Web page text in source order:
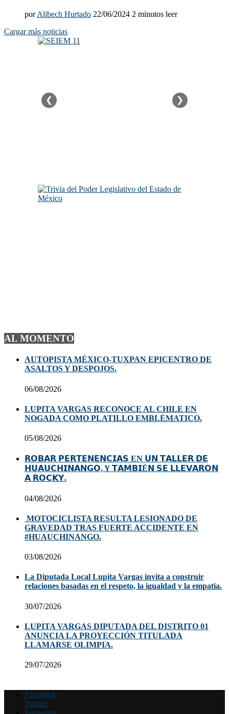
porAlibech Hurtado 22/06/2024 2 minutos leer
Cargar más noticias
❮ ❯
AL MOMENTO
AUTOPISTA MÉXICO-TUXPAN EPICENTRO DE
ASALTOS Y DESPOJOS.
06/08/2026
LUPITA VARGAS RECONOCE AL CHILE EN
NOGADA COMO PLATILLO EMBLÉMATICO.
05/08/2026
𝗥𝗢𝗕𝗔𝗥 𝗣𝗘𝗥𝗧𝗘𝗡𝗘𝗡𝗖𝗜𝗔𝗦 EN 𝗨𝗡 𝗧𝗔𝗟𝗟𝗘𝗥 𝗗𝗘
𝗛𝗨𝗔𝗨𝗖𝗛𝗜𝗡𝗔𝗡𝗚𝗢, Y 𝗧𝗔𝗠𝗕𝗜É𝗡 𝗦𝗘 𝗟𝗟𝗘𝗩𝗔𝗥𝗢𝗡
𝗔 𝗥𝗢𝗖𝗞𝗬.
04/08/2026
MOTOCICLISTA RESULTA LESIONADO DE
GRAVEDAD TRAS FUERTE ACCIDENTE EN
#HUAUCHINANGO.
03/08/2026
La Diputada Local Lupita Vargas invita a construir
relaciones basadas en el respeto, la igualdad y la empatía.
30/07/2026
LUPITA VARGAS DIPUTADA DEL DISTRITO 01
ANUNCIA LA PROYECCIÓN TITULADA
LLAMARSE OLIMPIA.
29/07/2026
Facebook
Twitter